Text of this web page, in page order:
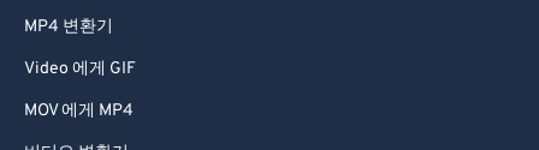
MP4 변환기
Video 에게 GIF
MOV 에게 MP4